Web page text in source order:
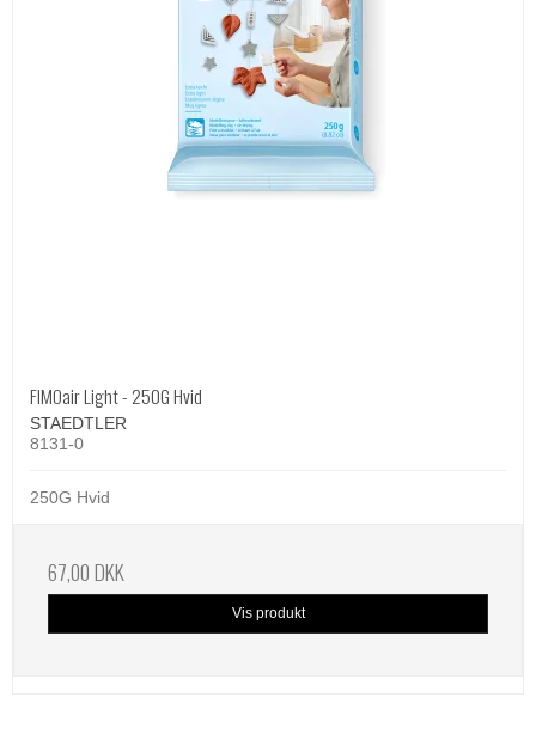
FIMOair Light - 250G Hvid
STAEDTLER
8131-0
250G Hvid
67,00 DKK
Vis produkt